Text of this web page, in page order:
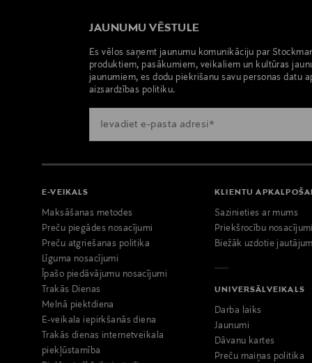
JAUNUMU VĒSTULE
Es vēlos saņemt jaunumu komunikāciju par
produktiem, pasākumiem, veikaliem un kultūras
jaunumiem, es dodu piekrišanu savu personas datu
aizsardzības politiku.
E-VEIKALS
Maksāšanas metodes
Preču piegādes nosacījumi
Preču atgriešanas politika
Līguma nosacījumi
Īpašo piedāvājumu nosacījumi
Trakās Dienas
Melnā piektdiena
E-veikala iepirkšanās diena
Trakās dienas internetveikala
piekļūstamība
KLIENTU
Sazinieties ar mums
Priekšrocību nosacījumi
Biežāk uzdotie
UNIVERSĀLVEIKALS
Darba laiks
Jaunumi
Dāvanu kartes
Preču maiņas politika